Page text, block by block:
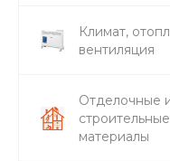
Климат,
вентиляция
Отделочные
строительные
материалы